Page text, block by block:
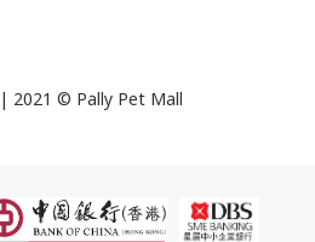
2021 © Pally Pet Mall